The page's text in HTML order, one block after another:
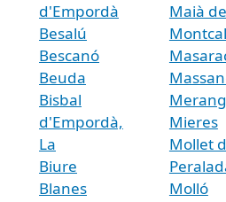
d'Empordà
Besalú
Bescanó
Beuda
Bisbal
d'Empordà,
La
Biure
Blanes
Maià de
Montcal
Mieres
Mollet
Molló